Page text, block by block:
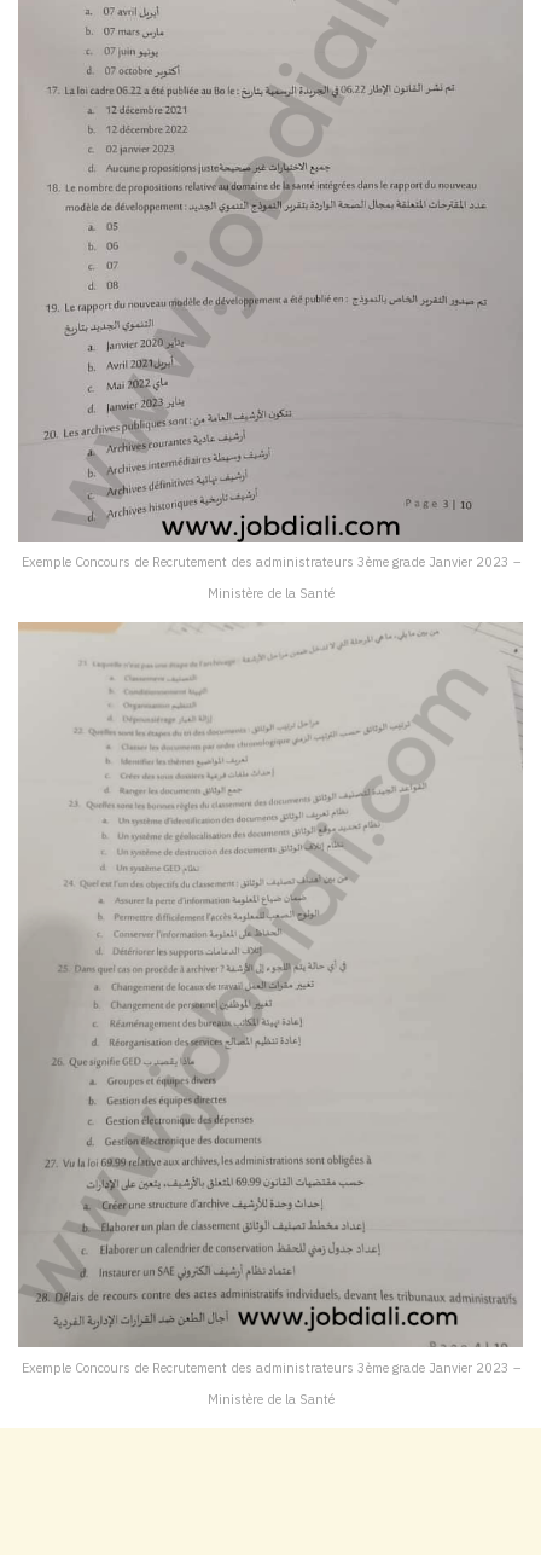
Exemple Concours de Recrutement des administrateurs 3ème grade Janvier 2023 –
Ministère de la Santé
Exemple Concours de Recrutement des administrateurs 3ème grade Janvier 2023 –
Ministère de la Santé